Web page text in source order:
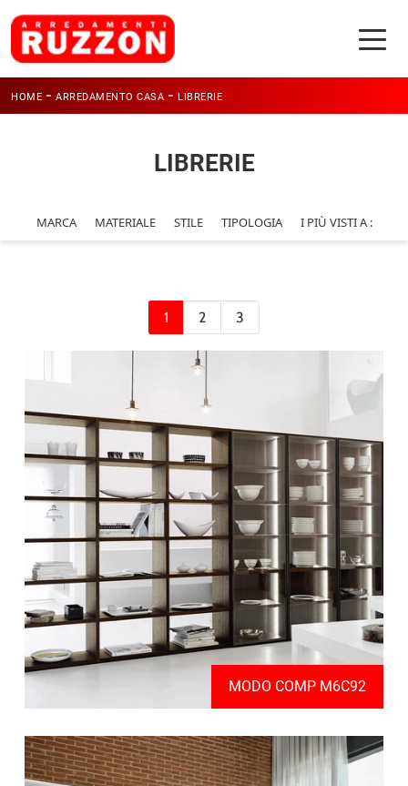
HOME - ARREDAMENTO CASA - LIBRERIE
LIBRERIE
MARCA MATERIALE STILE TIPOLOGIA I PIÙ VISTI A :
1 2 3
MODO COMP M6C92